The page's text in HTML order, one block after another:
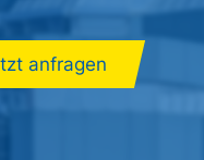
anfragen